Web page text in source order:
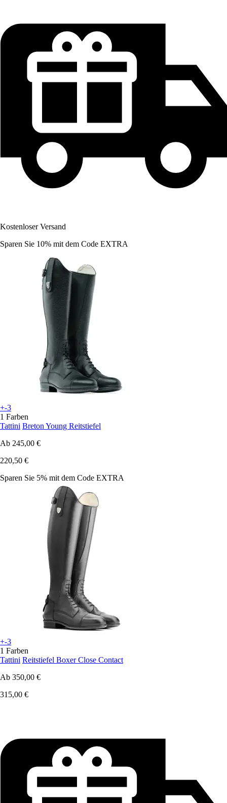
Kostenloser Versand
Sparen Sie 10% mit dem Code EXTRA
+-3
1 Farben
Tattini Breton Young Reitstiefel
Ab 245,00 €
220,50 €
Sparen Sie 5% mit dem Code EXTRA
+-3
1 Farben
Tattini Reitstiefel Boxer Close Contact
Ab 350,00 €
315,00 €